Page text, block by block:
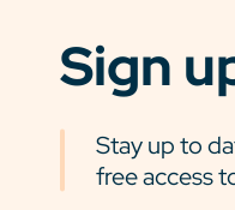
Sign
Stay up to
free access